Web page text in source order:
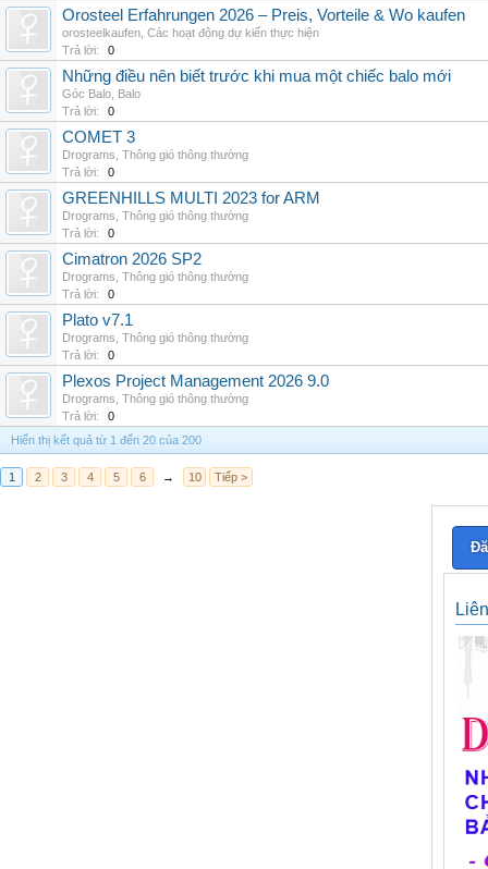
Orosteel Erfahrungen 2026 – Preis, Vorteile & Wo kaufen
orosteelkaufen Các hoạt động dự kiến thực hiện
Trả lời:
0
Những điều nên biết trước khi mua một chiếc balo mới
Góc Balo Balo
Trả lời:
0
COMET 3
Drograms Thông gió thông thường
Trả lời:
0
GREENHILLS MULTI 2023 for ARM
Drograms Thông gió thông thường
Trả lời:
0
Cimatron 2026 SP2
Drograms Thông gió thông thường
Trả lời:
0
Plato v7.1
Drograms Thông gió thông thường
Trả lời:
0
Plexos Project Management 2026 9.0
Drograms Thông gió thông thường
Trả lời:
0
Hiển thị kết quả từ 1 đến 20 của 200
1 2 3 4 5 6 → 10 Tiếp >